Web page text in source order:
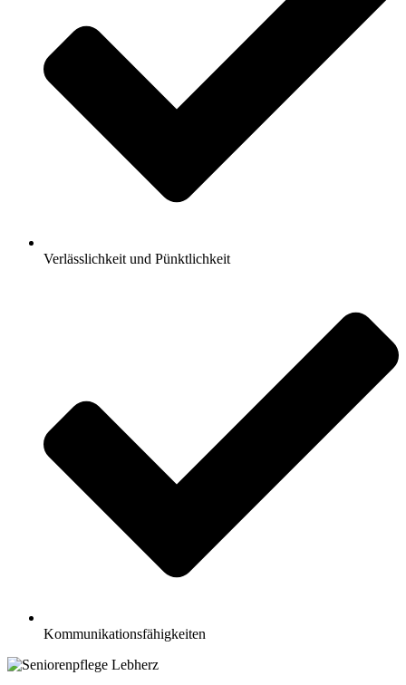
Verlässlichkeit und Pünktlichkeit
Kommunikationsfähigkeiten